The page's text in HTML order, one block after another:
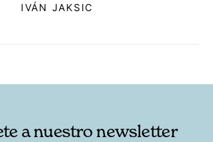
IVÁN JAKSIC
a nuestro newsletter